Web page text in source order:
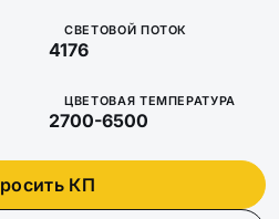
СВЕТОВОЙ ПОТОК
4176
ЦВЕТОВАЯ ТЕМПЕРАТУРА
2700-6500
КП